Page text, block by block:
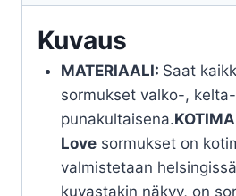
Kuvaus
MATERIAALI: Saat
sormukset valko-,
punakultaisena.
Lovesormukset on
valmistetaan
kuvastakin näkyy, on